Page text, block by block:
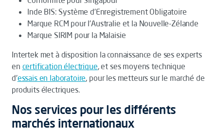
Inde BIS: Système d’Enregistrement Obligatoire
Marque RCM pour l'Australie et la Nouvelle-Zélande
Marque SIRIM pour la Malaisie
Intertek met à disposition la connaissance de ses experts
en certification électrique, et ses moyens technique
d'essais en laboratoire, pour les metteurs sur le marché de
produits électriques.
Nos services pour les différents
marchés internationaux